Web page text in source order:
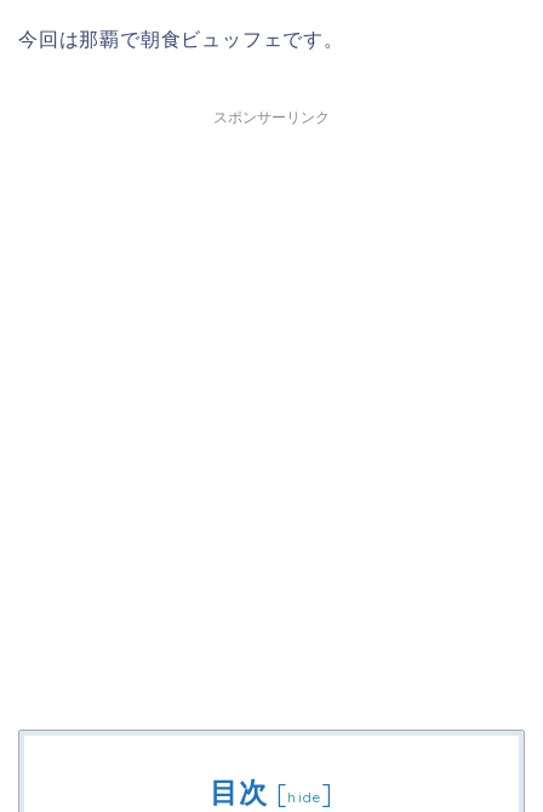
今回は那覇で朝食ビュッフェです。
スポンサーリンク
目次 [hide]